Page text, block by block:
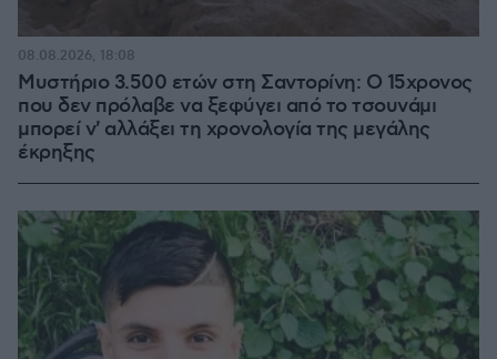
Μυστήριο 3.500 ετών στη Σαντορίνη: Ο 15χρονος
που δεν πρόλαβε να ξεφύγει από το τσουνάμι
μπορεί ν' αλλάξει τη χρονολογία της μεγάλης
έκρηξης
08.08.2026, 18:08